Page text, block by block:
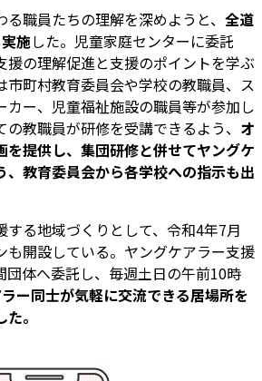
職員たちの理解を深めようと、 全道
施した。児童家庭センターに委託
援の理解促進と支援のポイントを学ぶ
市町村教育委員会や学校の教職員、ス
カー、児童福祉施設の職員等が参加し
教職員が研修を受講できるよう、 オ
を提供し、集団研修と併せてヤングケ
、教育委員会から各学校への指示も出
する地域づくりとして、令和4年7月
も開設している。ヤングケアラー支援
団体へ委託し、毎週土日の午前10時
ー同士が気軽に交流できる居場所を
。